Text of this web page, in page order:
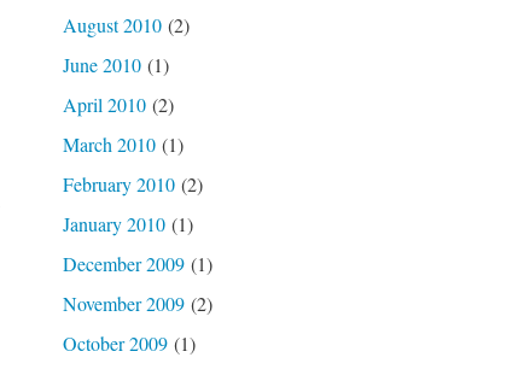
August 2010(2)
June 2010(1)
April 2010(2)
March 2010(1)
February 2010(2)
January 2010(1)
December 2009(1)
November 2009(2)
October 2009(1)